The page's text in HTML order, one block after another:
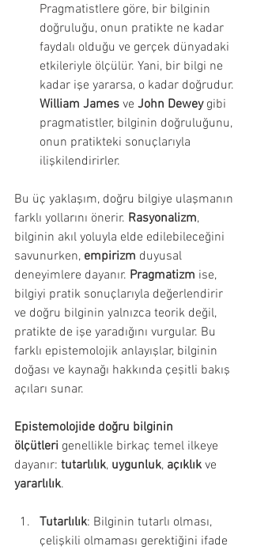
Pragmatistlere göre, bir bilginin
doğruluğu, onun pratikte ne kadar
faydalı olduğu ve gerçek dünyadaki
etkileriyle ölçülür. Yani, bir bilgi ne
kadar işe yararsa, o kadar doğrudur.
William James ve John Dewey gibi
pragmatistler, bilginin doğruluğunu,
onun pratikteki sonuçlarıyla
ilişkilendirirler.
Bu üç yaklaşım, doğru bilgiye ulaşmanın
farklı yollarını önerir. Rasyonalizm,
bilginin akıl yoluyla elde edilebileceğini
savunurken, empirizm duyusal
deneyimlere dayanır. Pragmatizm ise,
bilgiyi pratik sonuçlarıyla değerlendirir
ve doğru bilginin yalnızca teorik değil,
pratikte de işe yaradığını vurgular. Bu
farklı epistemolojik anlayışlar, bilginin
doğası ve kaynağı hakkında çeşitli bakış
açıları sunar.
Epistemolojide doğru bilginin
ölçütleri genellikle birkaç temel ilkeye
dayanır: tutarlılık, uygunluk, açıklık ve
yararlılık.
Tutarlılık: Bilginin tutarlı olması,
çelişkili olmaması gerektiğini ifade